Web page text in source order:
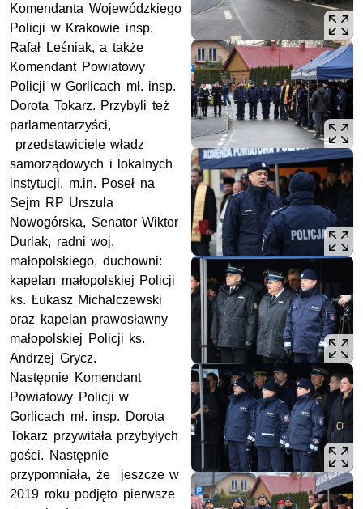
Komendanta Wojewódzkiego
Policji w Krakowie insp.
Rafał Leśniak, a także
Komendant Powiatowy
Policji w Gorlicach mł. insp.
Dorota Tokarz. Przybyli też
parlamentarzyści,
przedstawiciele władz
samorządowych i lokalnych
instytucji, m.in. Poseł na
Sejm RP Urszula
Nowogórska, Senator Wiktor
Durlak, radni woj.
małopolskiego, duchowni:
kapelan małopolskiej Policji
ks. Łukasz Michalczewski
oraz kapelan prawosławny
małopolskiej Policji ks.
Andrzej Grycz.
Następnie Komendant
Powiatowy Policji w
Gorlicach mł. insp. Dorota
Tokarz przywitała przybyłych
gości. Następnie
przypomniała, że jeszcze w
2019 roku podjęto pierwsze